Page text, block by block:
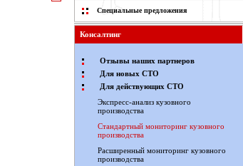
Специальные предложения
Консалтинг
Отзывы наших партнеров
Для новых СТО
Для действующих СТО
Экспресс-анализ кузовного
производства
Стандартный мониторинг кузовного
производства
Расширенный мониторинг кузовного
производства